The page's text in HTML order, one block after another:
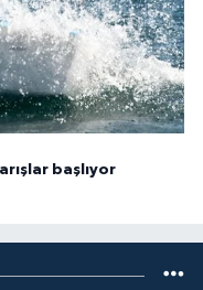
başlıyor